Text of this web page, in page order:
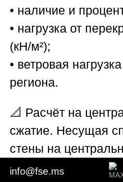
• наличие и
• нагрузка от
(кН/м²);
• ветровая
региона.
📐 Расчёт на
сжатие. Несущая
стены на
определяется по
info@fse.ms